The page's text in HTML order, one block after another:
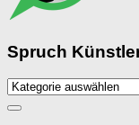
Spruch
Spruch